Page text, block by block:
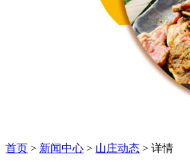
首页 > 新闻中心 > 山庄动态 > 详情